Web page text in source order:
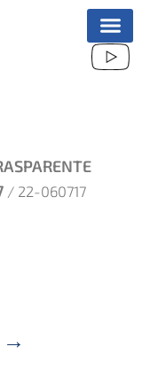
/ 22-060717
→